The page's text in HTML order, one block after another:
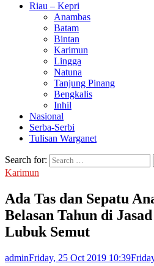
Riau – Kepri
Anambas
Batam
Bintan
Karimun
Lingga
Natuna
Tanjung Pinang
Bengkalis
Inhil
Nasional
Serba-Serbi
Tulisan Warganet
Search for:
Karimun
Ada Tas dan Sepatu
Belasan Tahun di
Lubuk Semut
adminFriday, 25 Oct 2019 10:39